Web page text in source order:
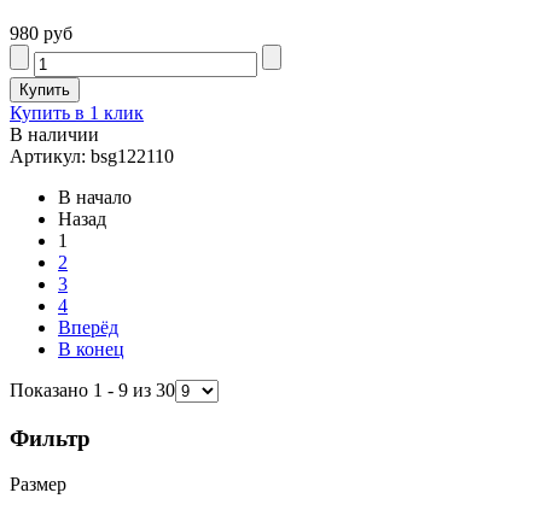
980 руб
Купить в 1 клик
В наличии
Артикул: bsg122110
В начало
Назад
1
2
3
4
Вперёд
В конец
Показано 1 - 9 из 30
Фильтр
Размер